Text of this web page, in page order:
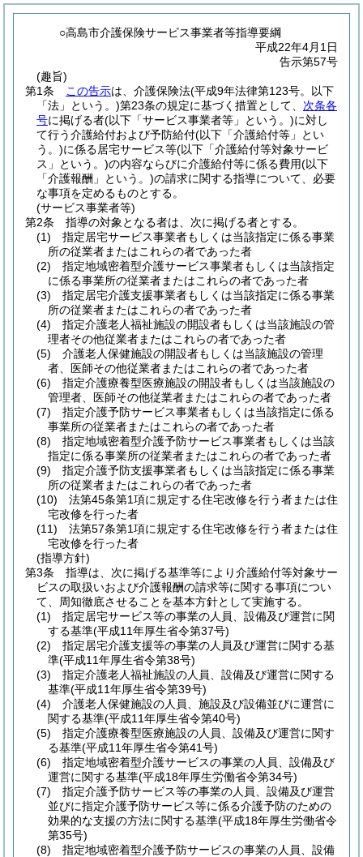
○高島市介護保険サービス事業者等指導要綱
平成22年4月1日
告示第57号
(趣旨)
第1条
この告示は、介護保険法(平成9年法律第123号。以下
「法」という。)第23条の規定に基づく措置として、 次条各
号に掲げる者(以下「サービス事業者等」という。)に対し
て行う介護給付および予防給付(以下「介護給付等」とい
う。)に係る居宅サービス等(以下「介護給付等対象サービ
ス」という。)の内容ならびに介護給付等に係る費用(以下
「介護報酬」という。)の請求に関する指導について、必要
な事項を定めるものとする。
(サービス事業者等)
第2条
指導の対象となる者は、次に掲げる者とする。
(1)
指定居宅サービス事業者もしくは当該指定に係る事業
所の従業者またはこれらの者であった者
(2)
指定地域密着型介護サービス事業者もしくは当該指定
に係る事業所の従業者またはこれらの者であった者
(3)
指定居宅介護支援事業者もしくは当該指定に係る事業
所の従業者またはこれらの者であった者
(4)
指定介護老人福祉施設の開設者もしくは当該施設の管
理者その他従業者またはこれらの者であった者
(5)
介護老人保健施設の開設者もしくは当該施設の管理
者、医師その他従業者またはこれらの者であった者
(6)
指定介護療養型医療施設の開設者もしくは当該施設の
管理者、医師その他従業者またはこれらの者であった者
(7)
指定介護予防サービス事業者もしくは当該指定に係る
事業所の従業者またはこれらの者であった者
(8)
指定地域密着型介護予防サービス事業者もしくは当該
指定に係る事業所の従業者またはこれらの者であった者
(9)
指定介護予防支援事業者もしくは当該指定に係る事業
所の従業者またはこれらの者であった者
(10)
法第45条第1項に規定する住宅改修を行う者または住
宅改修を行った者
(11)
法第57条第1項に規定する住宅改修を行う者または住
宅改修を行った者
(指導方針)
第3条
指導は、次に掲げる基準等により介護給付等対象サー
ビスの取扱いおよび介護報酬の請求等に関する事項につい
て、周知徹底させることを基本方針として実施する。
(1)
指定居宅サービス等の事業の人員、設備及び運営に関
する基準(平成11年厚生省令第37号)
(2)
指定居宅介護支援等の事業の人員及び運営に関する基
準(平成11年厚生省令第38号)
(3)
指定介護老人福祉施設の人員、設備及び運営に関する
基準(平成11年厚生省令第39号)
(4)
介護老人保健施設の人員、施設及び設備並びに運営に
関する基準(平成11年厚生省令第40号)
(5)
指定介護療養型医療施設の人員、設備及び運営に関す
る基準(平成11年厚生省令第41号)
(6)
指定地域密着型介護サービスの事業の人員、設備及び
運営に関する基準(平成18年厚生労働省令第34号)
(7)
指定介護予防サービス等の事業の人員、設備及び運営
並びに指定介護予防サービス等に係る介護予防のための
効果的な支援の方法に関する基準(平成18年厚生労働省令
第35号)
(8)
指定地域密着型介護予防サービスの事業の人員、設備